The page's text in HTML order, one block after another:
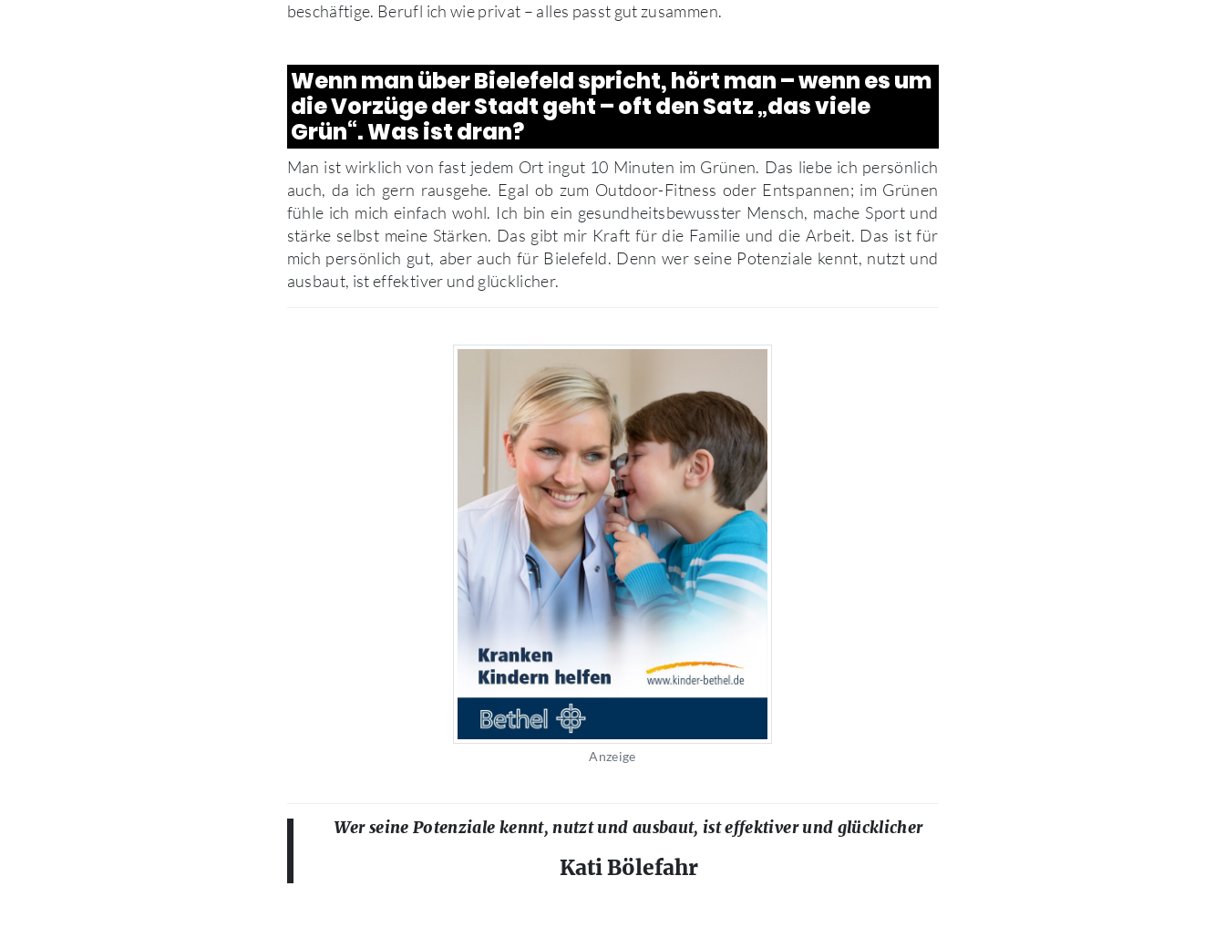
beschäftige. Berufl ich wie privat – alles passt gut zusammen.
Wenn man über Bielefeld spricht, hört man – wenn es um
die Vorzüge der Stadt geht – oft den Satz „das viele
Grün“. Was ist dran?
Man ist wirklich von fast jedem Ort ingut 10 Minuten im Grünen. Das liebe ich persönlich
auch, da ich gern rausgehe. Egal ob zum Outdoor-Fitness oder Entspannen; im Grünen
fühle ich mich einfach wohl. Ich bin ein gesundheitsbewusster Mensch, mache Sport und
stärke selbst meine Stärken. Das gibt mir Kraft für die Familie und die Arbeit. Das ist für
mich persönlich gut, aber auch für Bielefeld. Denn wer seine Potenziale kennt, nutzt und
ausbaut, ist effektiver und glücklicher.
Anzeige
Wer seine Potenziale kennt, nutzt und ausbaut, ist effektiver und glücklicher
Kati Bölefahr